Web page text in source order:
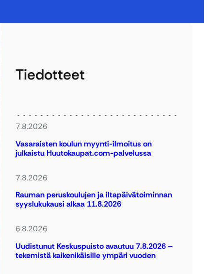
Tiedotteet
7.8.2026
Vasaraisten koulun myynti-ilmoitus on
julkaistu Huutokaupat.com-palvelussa
7.8.2026
Rauman peruskoulujen ja iltapäivätoiminnan
syyslukukausi alkaa 11.8.2026
6.8.2026
Uudistunut Keskuspuisto avautuu 7.8.2026 –
tekemistä kaikenikäisille ympäri vuoden